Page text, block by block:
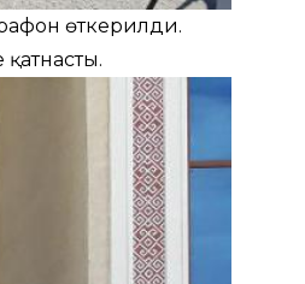
өткерилди.